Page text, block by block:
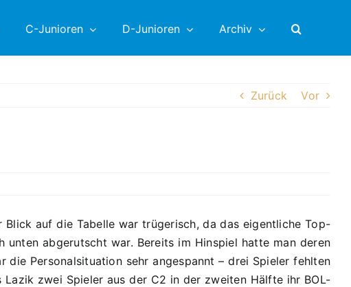
C-Junioren D-Junioren Archiv
Zurück Vor
Blick auf die Tabelle war trügerisch, da das eigentliche Top-
unten abgerutscht war. Bereits im Hinspiel hatte man deren
die Personalsituation sehr angespannt – drei Spieler fehlten
zwei Spieler aus der C2 in der zweiten Hälfte ihr BOL-